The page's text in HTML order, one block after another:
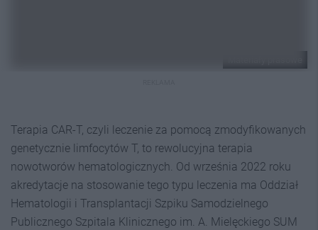
Terapia CAR-T, czyli leczenie za pomocą zmodyfikowanych
genetycznie limfocytów T, to rewolucyjna terapia
nowotworów hematologicznych. Od września 2022 roku
akredytacje na stosowanie tego typu leczenia ma Oddział
Hematologii i Transplantacji Szpiku Samodzielnego
Publicznego Szpitala Klinicznego im. A. Mielęckiego SUM